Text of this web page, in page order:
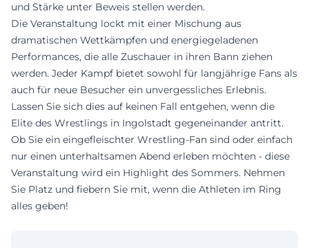
und Stärke unter Beweis stellen werden.
Die Veranstaltung lockt mit einer Mischung aus
dramatischen Wettkämpfen und energiegeladenen
Performances, die alle Zuschauer in ihren Bann ziehen
werden. Jeder Kampf bietet sowohl für langjährige Fans als
auch für neue Besucher ein unvergessliches Erlebnis.
Lassen Sie sich dies auf keinen Fall entgehen, wenn die
Elite des Wrestlings in Ingolstadt gegeneinander antritt.
Ob Sie ein eingefleischter Wrestling-Fan sind oder einfach
nur einen unterhaltsamen Abend erleben möchten - diese
Veranstaltung wird ein Highlight des Sommers. Nehmen
Sie Platz und fiebern Sie mit, wenn die Athleten im Ring
alles geben!